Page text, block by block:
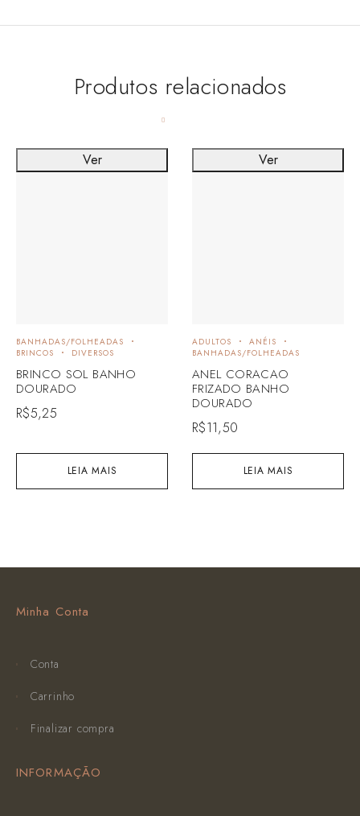
Produtos relacionados
LEIA MAIS
BANHADAS/FOLHEADAS
BRINCOS
DIVERSOS
BRINCO SOL BANHO
DOURADO
R$5,25
Ver
LEIA MAIS
ADULTOS
ANÉIS
BANHADAS/FOLHEADAS
ANEL CORACAO
FRIZADO BANHO
DOURADO
R$11,50
Ver
Minha Conta
Conta
Carrinho
Finalizar compra
INFORMAÇÃO